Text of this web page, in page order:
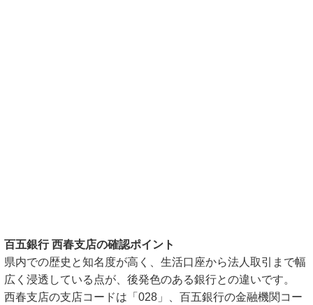
百五銀行 西春支店の確認ポイント
県内での歴史と知名度が高く、生活口座から法人取引まで幅
広く浸透している点が、後発色のある銀行との違いです。
西春支店の支店コードは「028」、百五銀行の金融機関コー